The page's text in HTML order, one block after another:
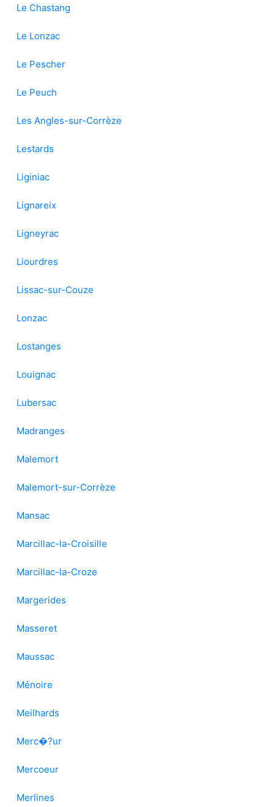
Le Chastang
Le Lonzac
Le Pescher
Le Peuch
Les Angles-sur-Corrèze
Lestards
Liginiac
Lignareix
Ligneyrac
Liourdres
Lissac-sur-Couze
Lonzac
Lostanges
Louignac
Lubersac
Madranges
Malemort
Malemort-sur-Corrèze
Mansac
Marcillac-la-Croisille
Marcillac-la-Croze
Margerides
Masseret
Maussac
Ménoire
Meilhards
Merc�?ur
Mercoeur
Merlines